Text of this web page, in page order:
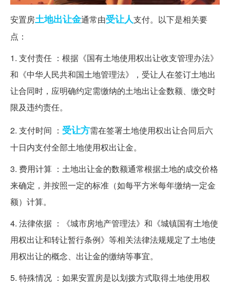
安置房土地出让金通常由受让人支付。以下是相关要
点：
1. 支付责任 ：根据《国有土地使用权出让收支管理办法》
和《中华人民共和国土地管理法》，受让人在签订土地出
让合同时，应明确约定需缴纳的土地出让金数额、缴交时
限及违约责任。
2. 支付时间 ： 受让方需在签署土地使用权出让合同后六
十日内支付全部土地使用权出让金。
3. 费用计算 ：土地出让金的数额通常根据土地的成交价格
来确定，并按照一定的标准（如每平方米每年缴纳一定金
额）计算。
4. 法律依据 ：《城市房地产管理法》和《城镇国有土地使
用权出让和转让暂行条例》等相关法律法规规定了土地使
用权出让的概念、出让金的缴纳等事宜。
5. 特殊情况 ：如果安置房是以划拨方式取得土地使用权